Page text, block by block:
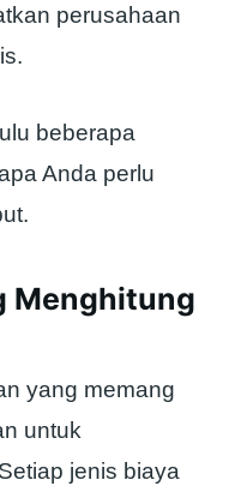
perusahaan
beberapa
Anda perlu
Menghitung
yang memang
untuk
jenis biaya